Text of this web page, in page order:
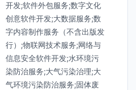
开发;软件外包服务;数字文化
创意软件开发;大数据服务;数
字内容制作服务（不含出版发
行）;物联网技术服务;网络与
信息安全软件开发;水环境污
染防治服务;大气污染治理;大
气环境污染防治服务;固体废